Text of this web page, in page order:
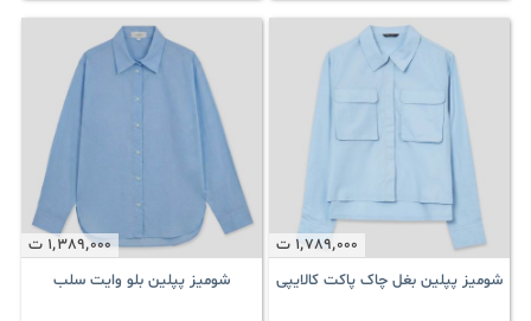
1٬789٬000 ت
شومیز پپلین بغل چاک پاکت کالایپی
1٬389٬000 ت
شومیز پپلین بلو وایت سلب